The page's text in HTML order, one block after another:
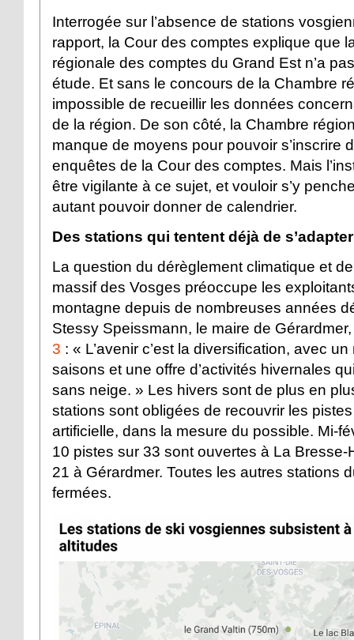
Interrogée sur l’absence de stations
rapport, la Cour des comptes explique que
régionale des comptes du Grand Est n’a
étude. Et sans le concours de la Chambre
impossible de recueillir les données
de la région. De son côté, la Chambre
manque de moyens pour pouvoir s’inscrire
enquêtes de la Cour des comptes. Mais
être vigilante à ce sujet, et vouloir s’y
autant pouvoir donner de calendrier.
Des stations qui tentent déjà de s’adapter
La question du dérèglement climatique et
massif des Vosges préoccupe les
montagne depuis de nombreuses années
Stessy Speissmann, le maire de
3 : « L’avenir c’est la diversification, avec
saisons et une offre d’activités hivernales
sans neige. » Les hivers sont de plus en
stations sont obligées de recouvrir les
artificielle, dans la mesure du possible. Mi-
10 pistes sur 33 sont ouvertes à La Bresse-
21 à Gérardmer. Toutes les autres stations
fermées.